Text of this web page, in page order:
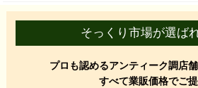
そっくり市場が選ば
プロも認めるアンティーク調店
すべて業販価格でご提